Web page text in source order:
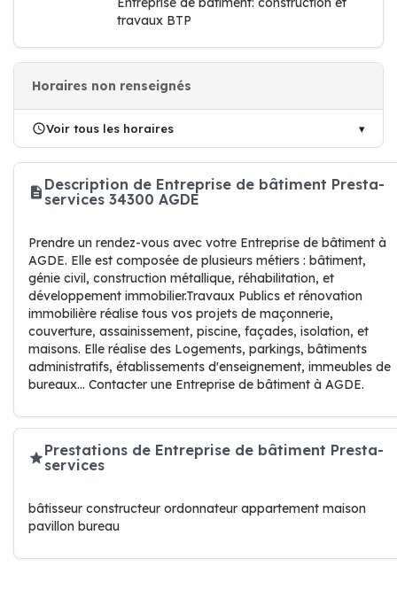
travaux BTP
Horaires non renseignés
Voir tous les horaires
Description de Entreprise de bâtiment Presta-
services 34300 AGDE
Prendre un rendez-vous avec votre Entreprise de bâtiment à
AGDE. Elle est composée de plusieurs métiers : bâtiment,
génie civil, construction métallique, réhabilitation, et
développement immobilier.Travaux Publics et rénovation
immobilière réalise tous vos projets de maçonnerie,
couverture, assainissement, piscine, façades, isolation, et
maisons. Elle réalise des Logements, parkings, bâtiments
administratifs, établissements d'enseignement, immeubles de
bureaux… Contacter une Entreprise de bâtiment à AGDE.
Prestations de Entreprise de bâtiment Presta-
services
bâtisseur constructeur ordonnateur appartement maison
pavillon bureau